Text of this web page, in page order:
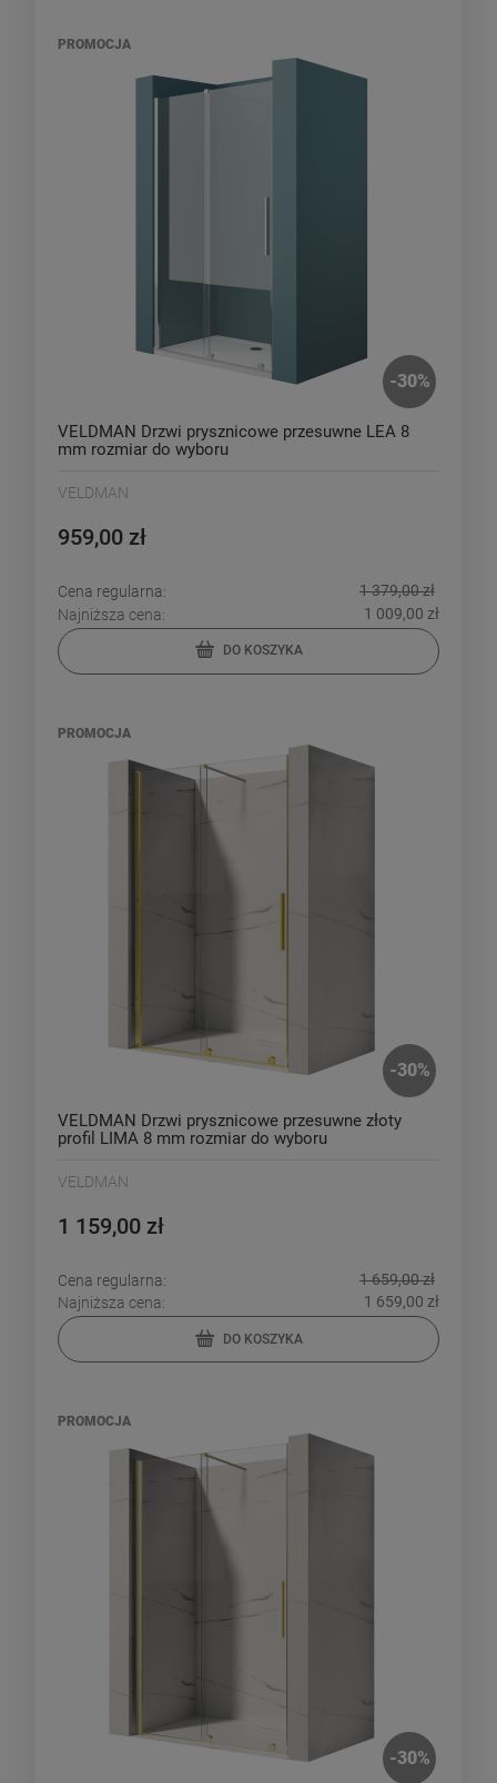
-30%
VELDMAN Drzwi prysznicowe przesuwne LEA 8
mm rozmiar do wyboru
VELDMAN
959,00 zł
Cena regularna:
1 379,00 zł
Najniższa cena:
1 009,00 zł
DO KOSZYKA
PROMOCJA
-30%
VELDMAN Drzwi prysznicowe przesuwne złoty
profil LIMA 8 mm rozmiar do wyboru
VELDMAN
1 159,00 zł
Cena regularna:
1 659,00 zł
Najniższa cena:
1 659,00 zł
DO KOSZYKA
PROMOCJA
-30%
PROMOCJA